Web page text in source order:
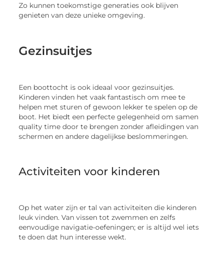
Zo kunnen toekomstige generaties ook blijven
genieten van deze unieke omgeving.
Gezinsuitjes
Een boottocht is ook ideaal voor gezinsuitjes.
Kinderen vinden het vaak fantastisch om mee te
helpen met sturen of gewoon lekker te spelen op de
boot. Het biedt een perfecte gelegenheid om samen
quality time door te brengen zonder afleidingen van
schermen en andere dagelijkse beslommeringen.
Activiteiten voor kinderen
Op het water zijn er tal van activiteiten die kinderen
leuk vinden. Van vissen tot zwemmen en zelfs
eenvoudige navigatie-oefeningen; er is altijd wel iets
te doen dat hun interesse wekt.